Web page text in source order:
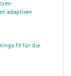
adaptiven
fit für die